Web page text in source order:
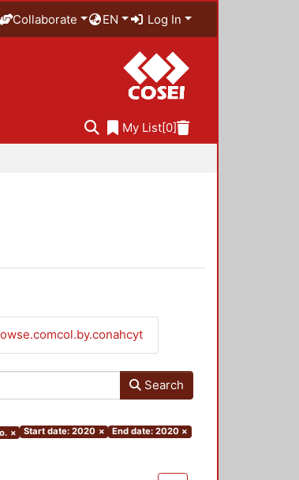
Collaborate EN Log In
My List[0]
Search
× Start date: 2020 × End date: 2020 ×